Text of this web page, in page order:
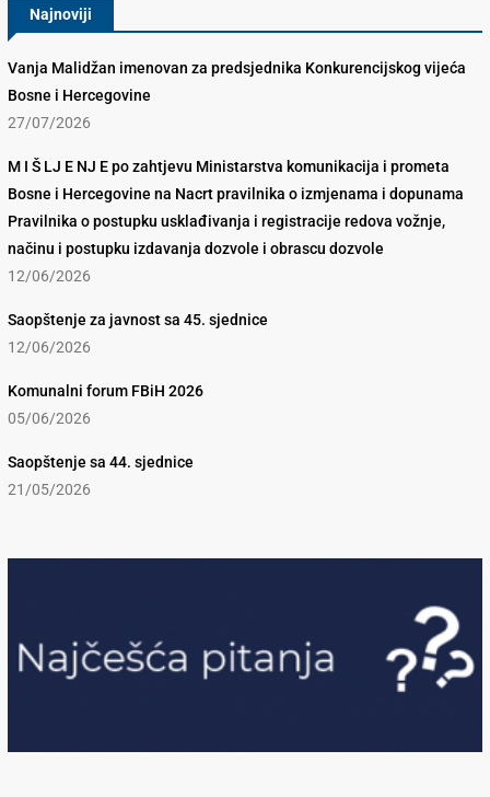
Najnoviji
Vanja Malidžan imenovan za predsjednika Konkurencijskog vijeća
Bosne i Hercegovine
27/07/2026
M I Š LJ E NJ E po zahtjevu Ministarstva komunikacija i prometa
Bosne i Hercegovine na Nacrt pravilnika o izmjenama i dopunama
Pravilnika o postupku usklađivanja i registracije redova vožnje,
načinu i postupku izdavanja dozvole i obrascu dozvole
12/06/2026
Saopštenje za javnost sa 45. sjednice
12/06/2026
Komunalni forum FBiH 2026
05/06/2026
Saopštenje sa 44. sjednice
21/05/2026